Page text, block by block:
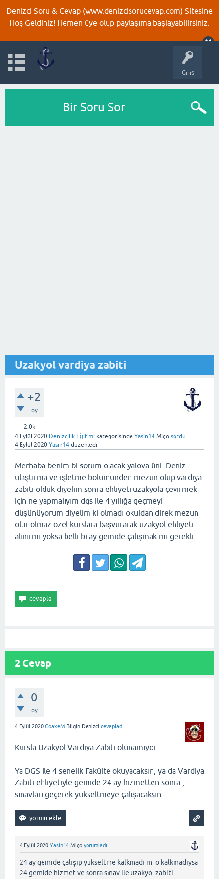
Denizci Soru & Cevap (www.denizcisorucevap.com) Sitesine
Hoş Geldiniz! Hemen üye olup paylaşıma başlayabilirsiniz.
Giriş
Bir Soru Sor
Uzakyol vardiya zabiti
+2
oy
2.0k
4 Eylül 2020 Denizcilik Eğitimi kategorisinde Yasin14 Miço sordu
4 Eylül 2020 Yasin14 düzenledi
Merhaba benim bi sorum olacak yalova üni. Deniz
ulaştırma ve işletme bölümünden mezun olup vardiya
zabiti olduk diyelim sonra ehliyeti uzakyola çevirmek
için ne yapmalıyım dgs ile 4 yıllığa geçmeyi
düşünüyorum diyelim ki olmadı okuldan direk mezun
olur olmaz özel kurslara başvurarak uzakyol ehliyeti
alınırmı yoksa belli bi ay gemide çalışmak mı gerekli
2 Cevap
0
oy
4 Eylül 2020 CoaxeM Bilgin Denizci cevapladı
Kursla Uzakyol Vardiya Zabiti olunamıyor.
Ya DGS ile 4 senelik Fakülte okuyacaksın, ya da Vardiya
Zabiti ehliyetiyle gemide 24 ay hizmetten sonra ,
sınavları geçerek yükseltmeye çalışacaksın.
4 Eylül 2020 Yasin14 Miço yorumladı
24 ay gemide çalışıp yükseltme kalkmadı mı o kalkmadıysa
24 gemide hizmet ve sonra sınav ile uzakyol zabiti